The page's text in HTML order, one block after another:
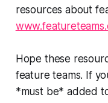
resources about
Hope these
feature teams. If
*must be* added